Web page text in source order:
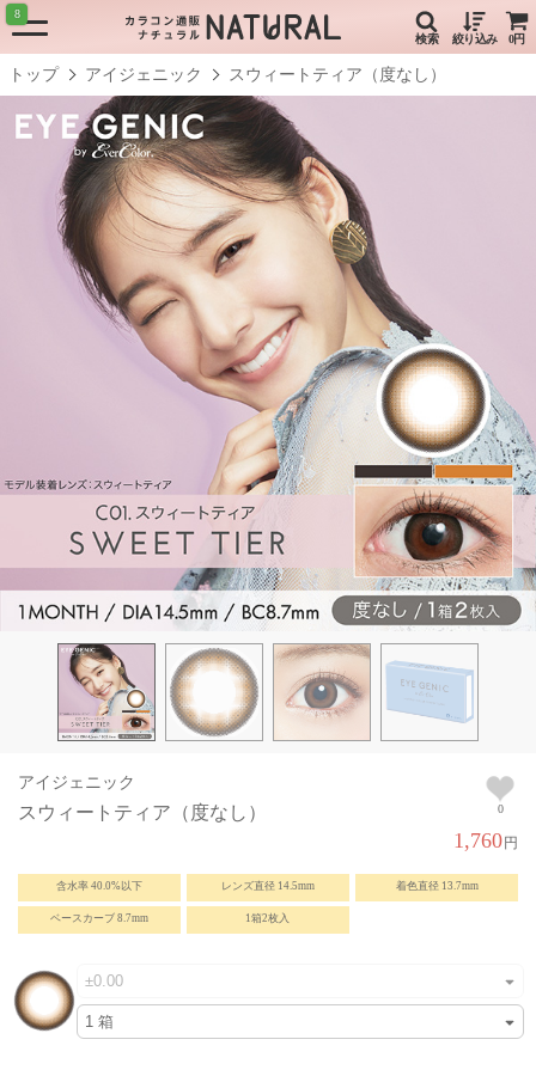
検索 絞り込み 0円
8
トップ アイジェニック スウィートティア（度なし）
0
アイジェニック
スウィートティア（度なし）
1,760円
含水率 40.0%以下 レンズ直径 14.5mm 着色直径 13.7mm
ベースカーブ 8.7mm 1箱2枚入